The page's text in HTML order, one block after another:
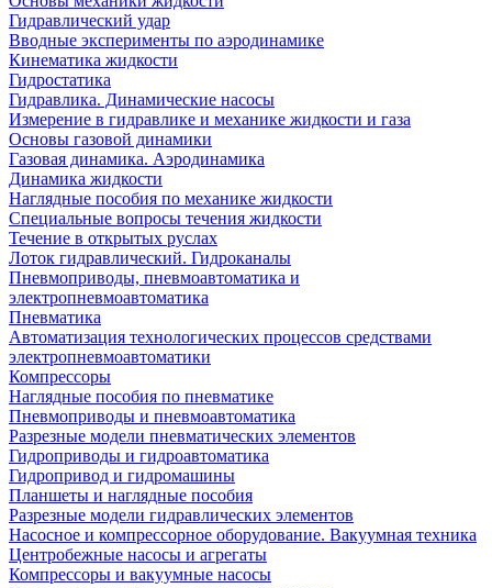
Гидравлический удар
Вводные эксперименты по аэродинамике
Кинематика жидкости
Гидростатика
Гидравлика. Динамические насосы
Измерение в гидравлике и механике жидкости и газа
Основы газовой динамики
Газовая динамика. Аэродинамика
Динамика жидкости
Наглядные пособия по механике жидкости
Специальные вопросы течения жидкости
Течение в открытых руслах
Лоток гидравлический. Гидроканалы
Пневмоприводы, пневмоавтоматика и
электропневмоавтоматика
Пневматика
Автоматизация технологических процессов средствами
электропневмоавтоматики
Компрессоры
Наглядные пособия по пневматике
Пневмоприводы и пневмоавтоматика
Разрезные модели пневматических элементов
Гидроприводы и гидроавтоматика
Гидропривод и гидромашины
Планшеты и наглядные пособия
Разрезные модели гидравлических элементов
Насосное и компрессорное оборудование. Вакуумная техника
Центробежные насосы и агрегаты
Компрессоры и вакуумные насосы